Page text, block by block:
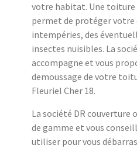
votre habitat. Une toiture
permet de protéger votre
intempéries, des
insectes nuisibles. La
accompagne et vous
demoussage de votre
Fleuriel Cher 18.
La société DR
de gamme et vous
utiliser pour vous